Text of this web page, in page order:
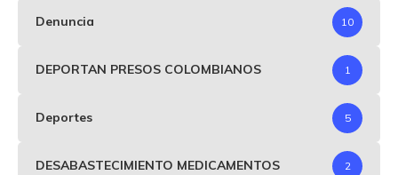
Denuncia 10
DEPORTAN PRESOS COLOMBIANOS 1
Deportes 5
DESABASTECIMIENTO MEDICAMENTOS 2